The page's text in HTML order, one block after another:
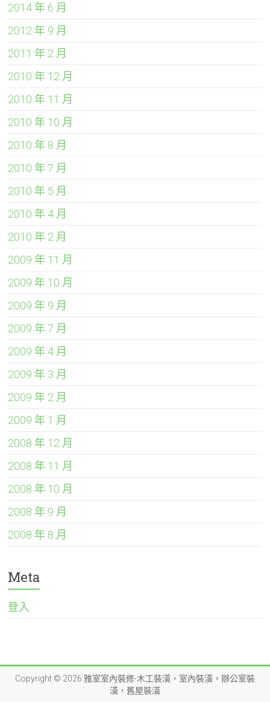
2014 年 6 月
2012 年 9 月
2011 年 2 月
2010 年 12 月
2010 年 11 月
2010 年 10 月
2010 年 8 月
2010 年 7 月
2010 年 5 月
2010 年 4 月
2010 年 2 月
2009 年 11 月
2009 年 10 月
2009 年 9 月
2009 年 7 月
2009 年 4 月
2009 年 3 月
2009 年 2 月
2009 年 1 月
2008 年 12 月
2008 年 11 月
2008 年 10 月
2008 年 9 月
2008 年 8 月
Meta
登入
Copyright © 2026 雅室室內裝修-木工裝潢，室內裝潢，辦公室裝
潢，舊屋裝潢